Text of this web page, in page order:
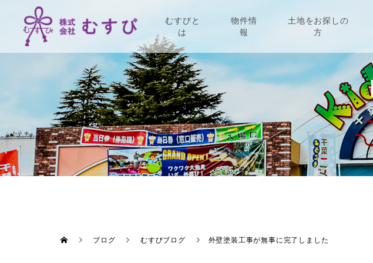
むすびと
は
物件情
報
土地をお探しの
方
ブログ むすびブログ 外壁塗装工事が無事に完了しました